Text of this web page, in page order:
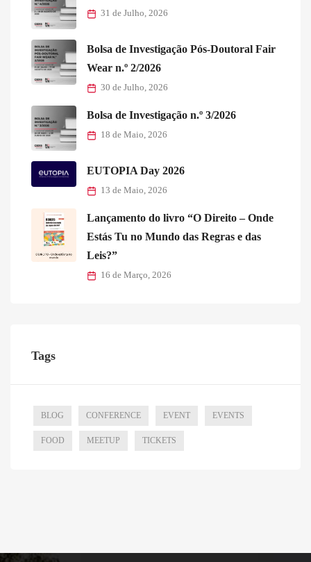
31 de Julho, 2026
Bolsa de Investigação Pós-Doutoral Fair
Wear n.º 2/2026
30 de Julho, 2026
Bolsa de Investigação n.º 3/2026
18 de Maio, 2026
EUTOPIA Day 2026
13 de Maio, 2026
Lançamento do livro “O Direito – Onde
Estás Tu no Mundo das Regras e das
Leis?”
16 de Março, 2026
Tags
BLOG CONFERENCE EVENT EVENTS
FOOD MEETUP TICKETS